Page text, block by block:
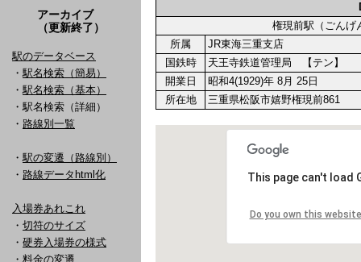
アーカイブ
（更新終了）
駅のデータベース
・ 駅名検索（簡易）
・ 駅名検索（基本）
・駅名検索（詳細）
・ 路線別一覧
・ 駅の変遷（路線別）
・ 路線データhtml化
入場券あれこれ
・ 切符のサイズ
・ 硬券入場券の様式
・ 料金の変遷
権現前駅（ごん
所属
JR東海三重支店
国鉄時
天王寺鉄道管理局 【テン】
開業日
昭和4(1929)年 8月 25日
所在地
三重県松阪市嬉野権現前861